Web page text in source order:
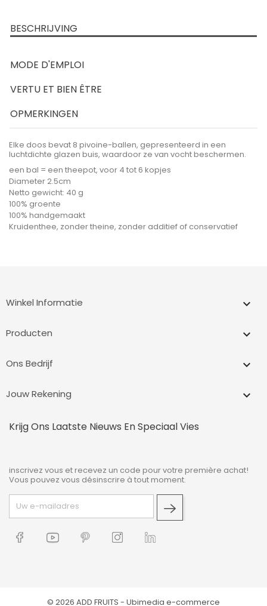
BESCHRIJVING
MODE D'EMPLOI
VERTU ET BIEN ÊTRE
OPMERKINGEN
Elke doos bevat 8 pivoine-ballen, gepresenteerd in een
luchtdichte glazen buis, waardoor ze van vocht beschermen.
een bal = een theepot, voor 4 tot 6 kopjes
Diameter 2.5cm
Netto gewicht: 40 g
100% groente
100% handgemaakt
Kruidenthee, zonder theine, zonder additief of conservatief
Winkel Informatie keyboard_arrow_down
Producten 
Ons Bedrijf 
Jouw Rekening 
Krijg Ons Laatste Nieuws En Speciaal Vies
inscrivez vous et recevez un code pour votre première achat!
Vous pouvez vous désinscrire à tout moment.
© 2026 ADD FRUITS - Ubimedia e-commerce